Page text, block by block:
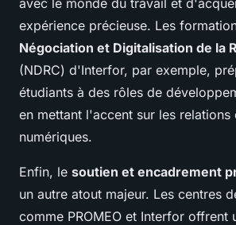
expérience précieuse. Les
Négociation et Digitalisation de la
(NDRC) d'Interfor, par exemple,
étudiants à des rôles de
en mettant l'accent sur les relations
numériques.
Enfin, le soutien et encadrement
un autre atout majeur. Les centres
comme PROMEO et Interfor offrent